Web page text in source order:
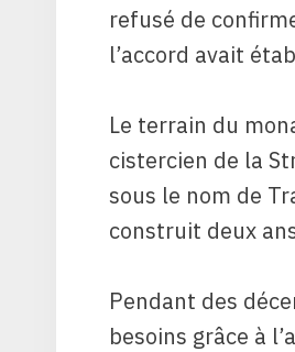
refusé de
l’accord avait
Le terrain du
cistercien de la
sous le nom de
construit deux
Pendant des
besoins grâce à